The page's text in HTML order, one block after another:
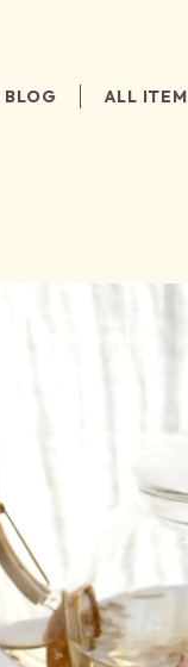
BLOG ALL ITEM